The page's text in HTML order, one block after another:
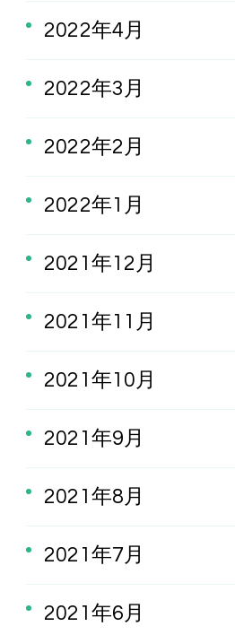
2022年4月
2022年3月
2022年2月
2022年1月
2021年12月
2021年11月
2021年10月
2021年9月
2021年8月
2021年7月
2021年6月